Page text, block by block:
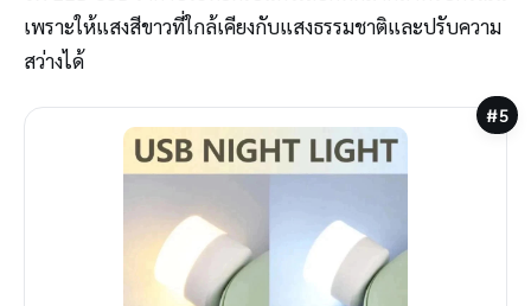
เพราะให้แสงสีขาวที่ใกล้เคียงกับแสงธรรมชาติและปรับความ
สว่างได้
#5